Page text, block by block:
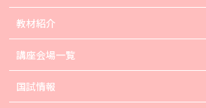
教材紹介
講座会場一覧
国試情報